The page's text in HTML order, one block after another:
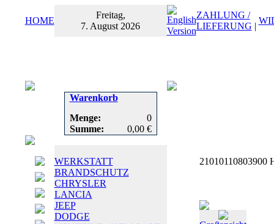
HOME
Freitag,
7. August 2026
ZAHLUNG /
LIEFERUNG |
Warenkorb
Menge:
0
Summe:
0,00 €
WERKSTATT
BRANDSCHUTZ
CHRYSLER
LANCIA
JEEP
DODGE
21010110803900